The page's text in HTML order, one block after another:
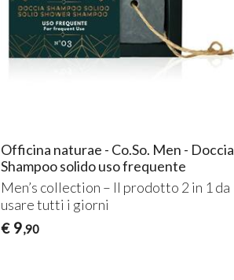
Officina naturae - Co.So. Men - Doccia
Shampoo solido uso frequente
Men’s collection – Il prodotto 2 in 1 da
usare tutti i giorni
€ 9,90